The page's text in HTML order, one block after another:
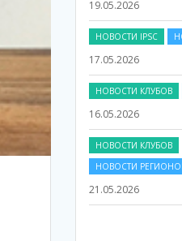
17.05.2026
16.05.2026
НОВОСТИ РЕГИОНОВ
21.05.2026